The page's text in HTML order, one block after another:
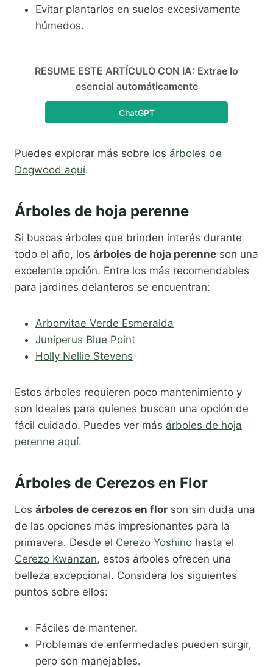
Evitar plantarlos en suelos excesivamente
húmedos.
RESUME ESTE ARTÍCULO CON IA: Extrae lo
esencial automáticamente
ChatGPT
Puedes explorar más sobre los árboles de
Dogwood aquí.
Árboles de hoja perenne
Si buscas árboles que brinden interés durante
todo el año, los árboles de hoja perenne son una
excelente opción. Entre los más recomendables
para jardines delanteros se encuentran:
Arborvitae Verde Esmeralda
Juniperus Blue Point
Holly Nellie Stevens
Estos árboles requieren poco mantenimiento y
son ideales para quienes buscan una opción de
fácil cuidado. Puedes ver más árboles de hoja
perenne aquí.
Árboles de Cerezos en Flor
Los árboles de cerezos en flor son sin duda una
de las opciones más impresionantes para la
primavera. Desde el Cerezo Yoshino hasta el
Cerezo Kwanzan, estos árboles ofrecen una
belleza excepcional. Considera los siguientes
puntos sobre ellos:
Fáciles de mantener.
Problemas de enfermedades pueden surgir,
pero son manejables.